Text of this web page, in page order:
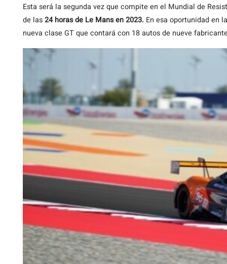
Esta será la segunda vez que compite en el Mundial de
de las24 horas de Le Mans en 2023. En esa oportunidad en
nueva clase GT que contará con 18 autos de nueve